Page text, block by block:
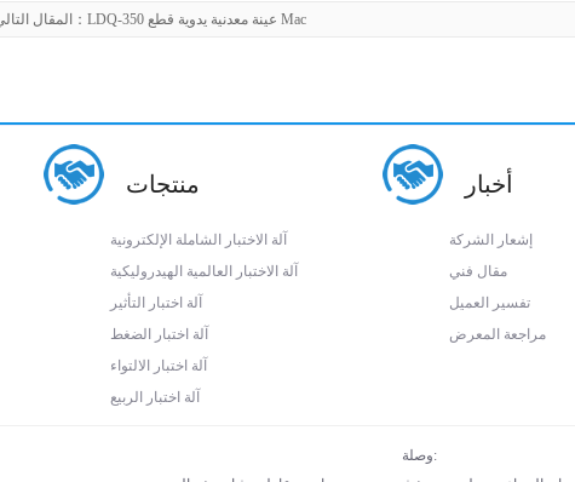
المقال التالي： LDQ-350 عينة معدنية يدوية قطع Mac
منتجات
آلة الاختبار الشاملة الإلكترونية
آلة الاختبار العالمية الهيدروليكية
آلة اختبار التأثير
آلة اختبار الضغط
آلة اختبار الالتواء
آلة اختبار الربيع
أخبار
إشعار الشركة
مقال فني
تفسير العميل
مراجعة المعرض
وصلة: